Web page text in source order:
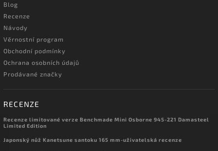
Blog
Recenze
Návody
Věrnostní program
Obchodní podmínky
Ochrana osobních údajů
Prodávané značky
RECENZE
Recenze limitované verze Benchmade Mini Osborne 945-221 Damasteel
Limited Edition
Japonský nůž Kanetsune santoku 165 mm-uživatelská recenze